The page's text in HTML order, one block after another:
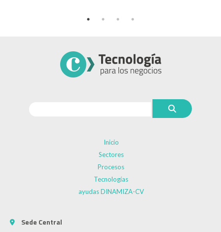
Inicio
Sectores
Procesos
Tecnologías
ayudas DINAMIZA-CV
Sede Central